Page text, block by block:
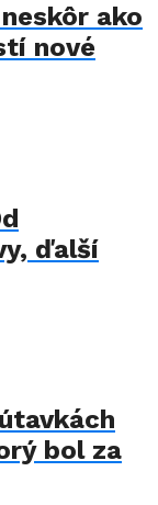
ako
nové
ďalší
bol za